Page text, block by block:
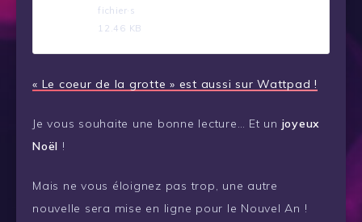
fichier·s
12.46 KB
« Le coeur de la grotte » est aussi sur Wattpad !
Je vous souhaite une bonne lecture… Et un joyeux
Noël !
Mais ne vous éloignez pas trop, une autre
nouvelle sera mise en ligne pour le Nouvel An !